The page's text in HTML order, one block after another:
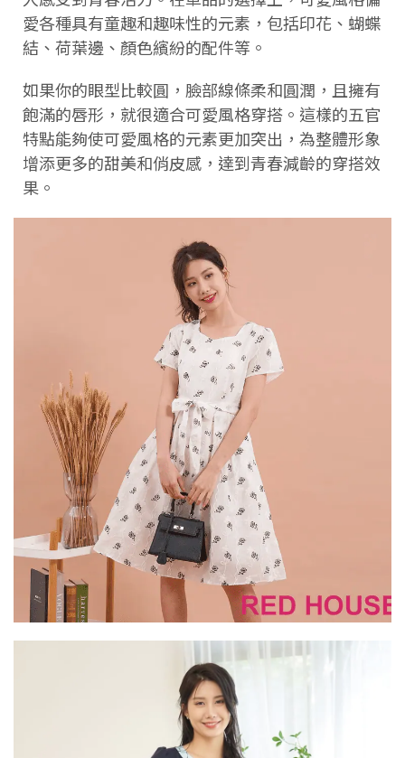
愛各種具有童趣和趣味性的元素，包括印花、蝴蝶
結、荷葉邊、顏色繽紛的配件等。
如果你的眼型比較圓，臉部線條柔和圓潤，且擁有
飽滿的唇形，就很適合可愛風格穿搭。這樣的五官
特點能夠使可愛風格的元素更加突出，為整體形象
增添更多的甜美和俏皮感，達到青春減齡的穿搭效
果。